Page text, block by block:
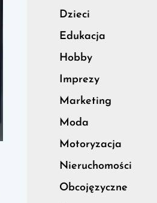
Dzieci
Edukacja
Hobby
Imprezy
Marketing
Moda
Motoryzacja
Nieruchomości
Obcojęzyczne